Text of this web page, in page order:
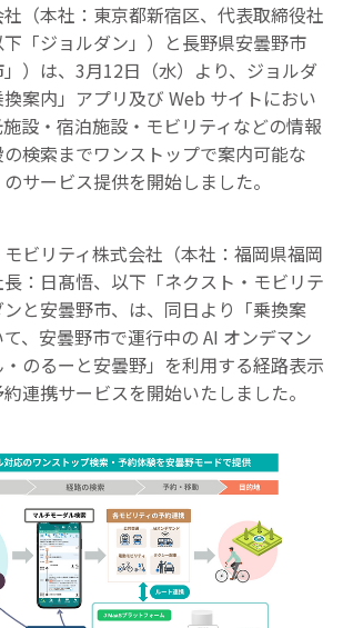
（本社：東京都新宿区、代表取締役社
「ジョルダン」）と長野県安曇野市
」）は、3月12日（水）より、ジョルダ
案内」アプリ及び Web サイトにおい
設・宿泊施設・モビリティなどの情報
検索までワンストップで案内可能な
のサービス提供を開始しました。
ビリティ株式会社（本社：福岡県福岡
：日髙悟、以下「ネクスト・モビリテ
と安曇野市、は、同日より「乗換案
、安曇野市で運行中の AI オンデマン
・のるーと安曇野」を利用する経路表⽰
連携サービスを開始いたしました。